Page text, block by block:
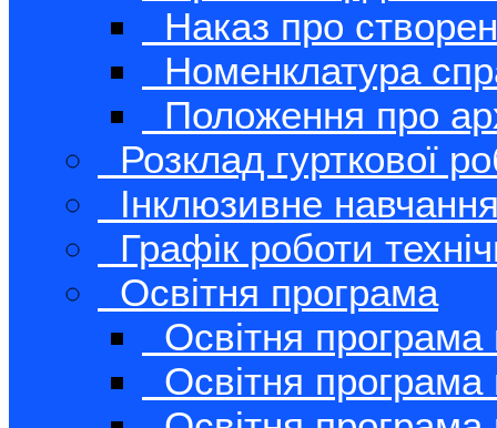
Наказ про
Номенклатура
Положення про
Розклад гурткової
Інклюзивне
Графік роботи
Освітня програма
Освітня
Освітня